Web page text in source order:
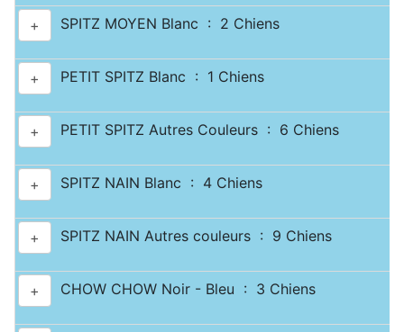
+ SPITZ MOYEN Blanc : 2 Chiens
+ PETIT SPITZ Blanc : 1 Chiens
+ PETIT SPITZ Autres Couleurs : 6 Chiens
+ SPITZ NAIN Blanc : 4 Chiens
+ SPITZ NAIN Autres couleurs : 9 Chiens
+ CHOW CHOW Noir - Bleu : 3 Chiens